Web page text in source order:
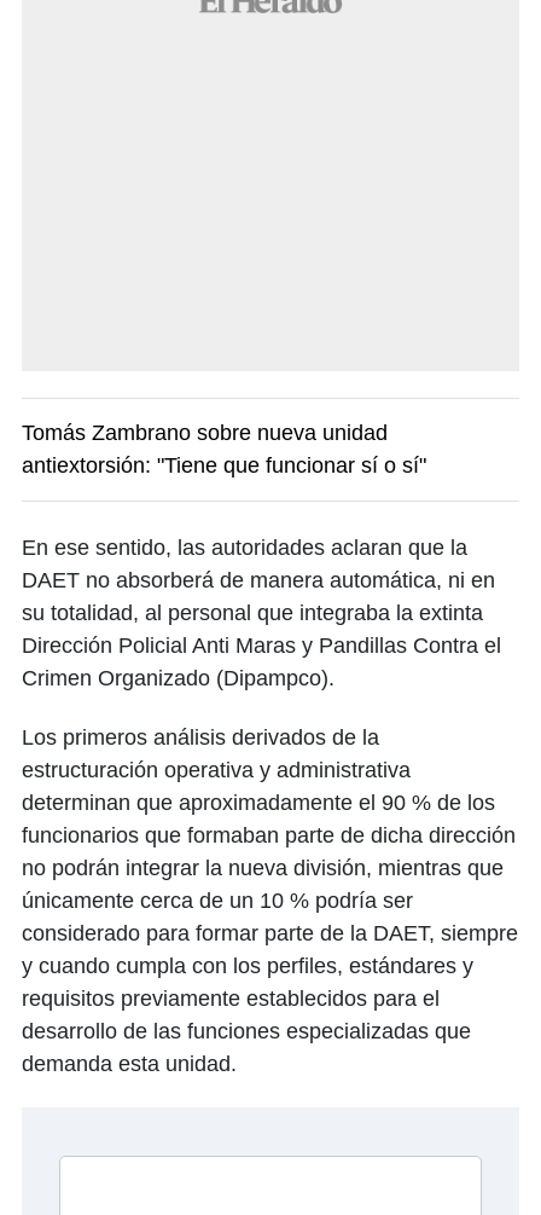
Tomás Zambrano sobre nueva unidad
antiextorsión: "Tiene que funcionar sí o sí"
En ese sentido, las autoridades aclaran que la
DAET no absorberá de manera automática, ni en
su totalidad, al personal que integraba la extinta
Dirección Policial Anti Maras y Pandillas Contra el
Crimen Organizado (Dipampco).
Los primeros análisis derivados de la
estructuración operativa y administrativa
determinan que aproximadamente el 90 % de los
funcionarios que formaban parte de dicha dirección
no podrán integrar la nueva división, mientras que
únicamente cerca de un 10 % podría ser
considerado para formar parte de la DAET, siempre
y cuando cumpla con los perfiles, estándares y
requisitos previamente establecidos para el
desarrollo de las funciones especializadas que
demanda esta unidad.